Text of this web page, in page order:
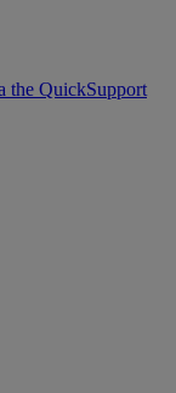
the QuickSupport